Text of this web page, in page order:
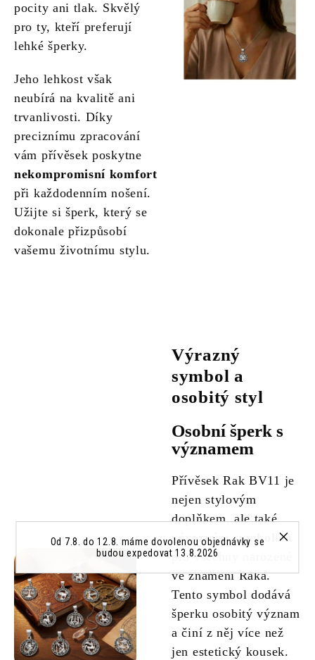
Od 7.8. do 12.8. máme dovolenou objednávky se
budou expedovat 13.8.2026
pocity ani tlak. Skvělý
pro ty, kteří preferují
lehké šperky.
Jeho lehkost však
neubírá na kvalitě ani
trvanlivosti. Díky
preciznímu zpracování
vám přívěsek poskytne
nekompromisní komfort
při každodenním nošení.
Užijte si šperk, který se
dokonale přizpůsobí
vašemu životnímu stylu.
Výrazný
symbol a
osobitý styl
Osobní šperk s
významem
Přívěsek Rak BV11 je
nejen stylovým
doplňkem, ale také
výrazným symbolem
pro všechny narozené
ve znamení Raka.
Tento symbol dodává
šperku osobitý význam
a činí z něj více než
jen estetický kousek.